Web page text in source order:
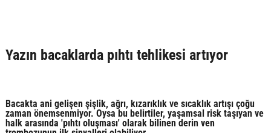
Yazın bacaklarda pıhtı tehlikesi artıyor
Bacakta ani gelişen şişlik, ağrı, kızarıklık ve sıcaklık artışı çoğu
zaman önemsenmiyor. Oysa bu belirtiler, yaşamsal risk taşıyan ve
halk arasında 'pıhtı oluşması' olarak bilinen derin ven